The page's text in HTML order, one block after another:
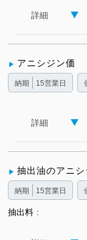
詳細
アニシジン価
納期 15営業日
詳細
抽出油のアニシ
納期 15営業日
抽出料